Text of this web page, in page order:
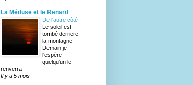
La Méduse et le Renard
De l'autre côté -
Le soleil est
tombé derriere
la montagne
Demain je
l'espère
quelqu'un le
renverra
Il y a 5 mois